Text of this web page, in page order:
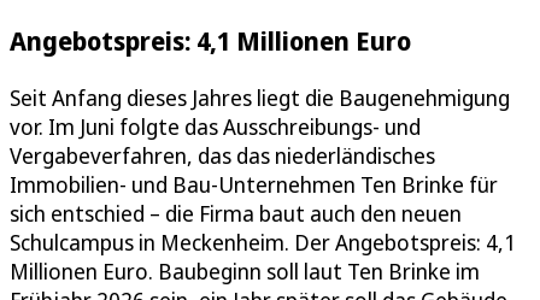
Angebotspreis: 4,1 Millionen Euro
Seit Anfang dieses Jahres liegt die Baugenehmigung
vor. Im Juni folgte das Ausschreibungs- und
Vergabeverfahren, das das niederländisches
Immobilien- und Bau-Unternehmen Ten Brinke für
sich entschied – die Firma baut auch den neuen
Schulcampus in Meckenheim. Der Angebotspreis: 4,1
Millionen Euro. Baubeginn soll laut Ten Brinke im